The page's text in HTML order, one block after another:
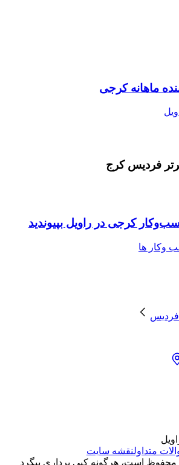
ماهانه کرجی
وکار ها
فردیس
متداولنقشه سایت
محفوظ است، هرگونه کپی برداری پیگرد